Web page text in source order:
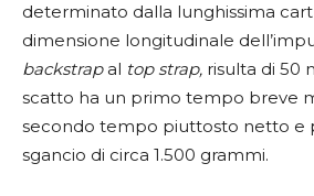
determinato dalla lunghissima
dimensione longitudinale
backstrap al top strap, risulta di 50
scatto ha un primo tempo breve
secondo tempo piuttosto netto e
sgancio di circa 1.500 grammi.